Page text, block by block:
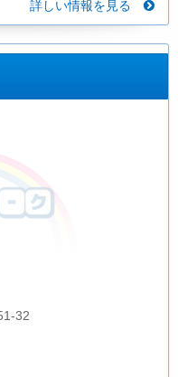
詳しい情報を見る
32